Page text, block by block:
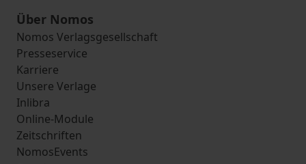
Über Nomos
Nomos Verlagsgesellschaft
Presseservice
Karriere
Unsere Verlage
Inlibra
Online-Module
Zeitschriften
NomosEvents